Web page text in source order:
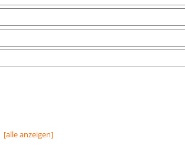
[alle anzeigen]